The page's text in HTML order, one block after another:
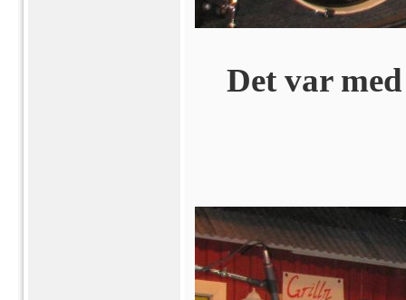
Det var